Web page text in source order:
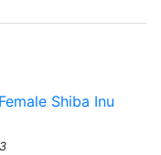
Shiba Inu